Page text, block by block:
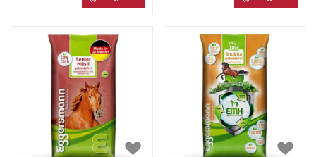
fuldfoder finder du hos Kinnerup Hesteartikler. Bestil
nemt online fra din lokale Eggersmann forhandler.